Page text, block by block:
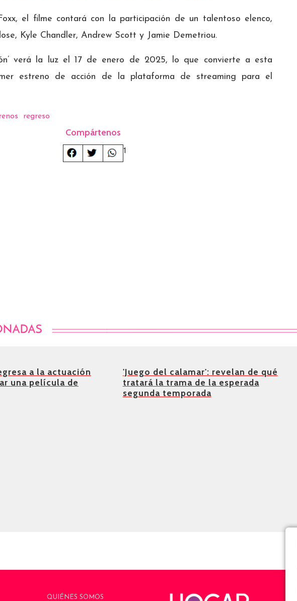
el filme contará con la participación de un talentoso elenco,
Kyle Chandler, Andrew Scott y Jamie Demetriou.
verá la luz el 17 de enero de 2025, lo que convierte a esta
estreno de acción de la plataforma de streaming para el
regreso
Compártenos
1
a la actuación
una película de
'Juego del calamar': revelan de qué
tratará la trama de la esperada
segunda temporada
QUIÉNES SOMOS